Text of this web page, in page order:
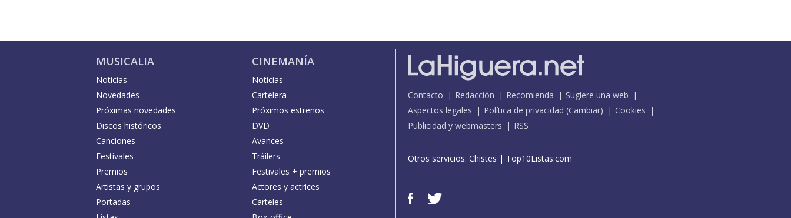
MUSICALIA
Noticias
Novedades
Próximas novedades
Discos históricos
Canciones
Festivales
Premios
Artistas y grupos
Portadas
CINEMANÍA
Noticias
Cartelera
Próximos estrenos
DVD
Avances
Tráilers
Festivales + premios
Actores y actrices
Carteles
Contacto Redacción Recomienda
Sugiere una web
Aspectos legales
Política de privacidad (Cambiar)
Cookies
Publicidad y webmasters
RSS
Otros servicios: Chistes | Top10Listas.com